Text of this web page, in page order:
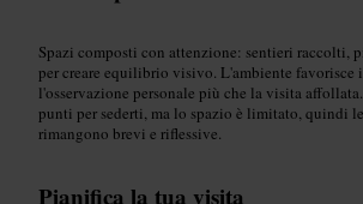
Spazi composti con attenzione: sentieri raccolti,
per creare equilibrio visivo. L'ambiente favorisce
l'osservazione personale più che la visita
punti per sederti, ma lo spazio è limitato, quindi
rimangono brevi e riflessive.
Pianifica la tua visita